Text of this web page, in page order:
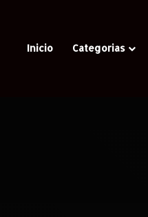
Inicio Categorias